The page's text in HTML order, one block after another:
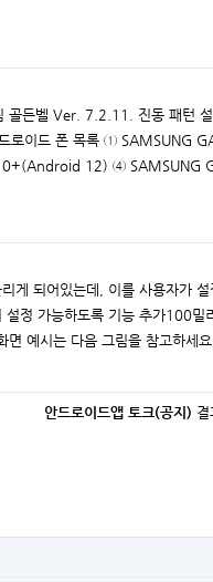
골든벨 Ver. 7.2.11. 진동 패턴
이드 폰 목록 ① SAMSUNG
12) ④ SAMSUNG
게 되어있는데, 이를 사용자가 설
정 가능하도록 기능 추가100밀
예시는 다음 그림을 참고하세
안드로이드앱 토크(공지)